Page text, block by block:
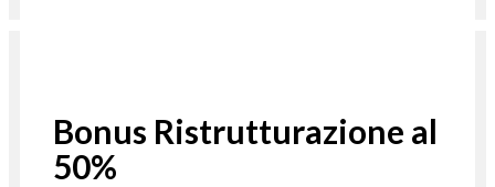
Bonus Ristrutturazione al
50%